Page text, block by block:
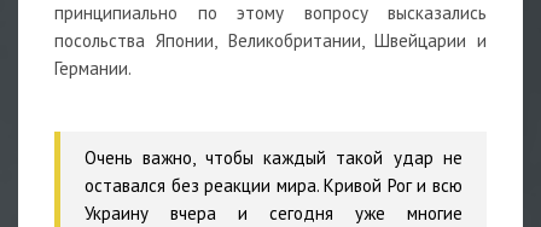
принципиально по этому вопросу высказались
посольства Японии, Великобритании, Швейцарии и
Германии.
Очень важно, чтобы каждый такой удар не
оставался без реакции мира. Кривой Рог и всю
Украину вчера и сегодня уже многие